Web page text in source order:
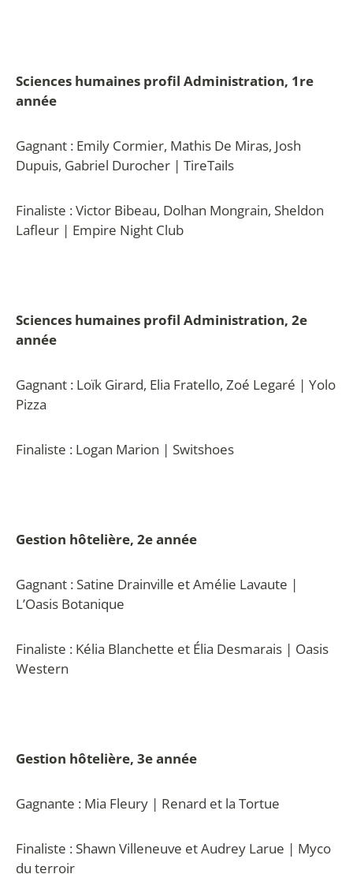
Sciences humaines profil Administration, 1re
année
Gagnant : Emily Cormier, Mathis De Miras, Josh
Dupuis, Gabriel Durocher | TireTails
Finaliste : Victor Bibeau, Dolhan Mongrain, Sheldon
Lafleur | Empire Night Club
Sciences humaines profil Administration, 2e
année
Gagnant : Loïk Girard, Elia Fratello, Zoé Legaré | Yolo
Pizza
Finaliste : Logan Marion | Switshoes
Gestion hôtelière, 2e année
Gagnant : Satine Drainville et Amélie Lavaute |
L’Oasis Botanique
Finaliste : Kélia Blanchette et Élia Desmarais | Oasis
Western
Gestion hôtelière, 3e année
Gagnante : Mia Fleury | Renard et la Tortue
Finaliste : Shawn Villeneuve et Audrey Larue | Myco
du terroir